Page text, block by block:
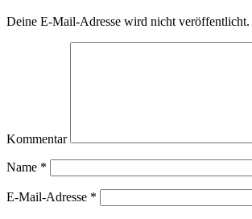
Deine E-Mail-Adresse wird nicht veröffentlicht.
Kommentar
Name *
E-Mail-Adresse *